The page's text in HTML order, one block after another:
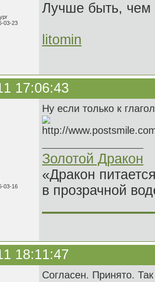
03-23
Лучше быть, чем
litomin
17:06:43
03-16
Ну если только к
Золотой Дракон
«Дракон
в прозрачной
18:11:47
Согласен. Принято.